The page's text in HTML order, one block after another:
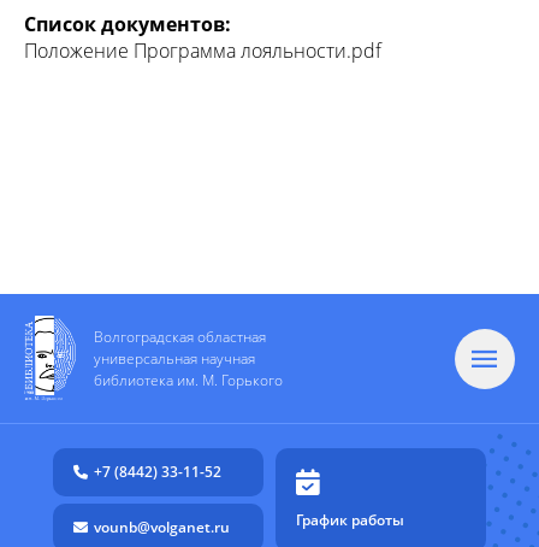
Список документов:
Положение Программа лояльности.pdf
Волгоградская областная
универсальная научная
библиотека им. М. Горького
+7 (8442) 33-11-52
vounb@volganet.ru График работы